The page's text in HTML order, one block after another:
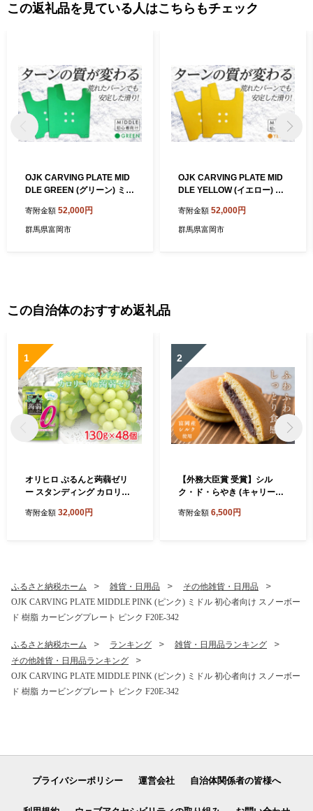
この返礼品を見ている人はこちらもチェック
OJK CARVING PLATE MID
DLE GREEN (グリーン) ミド
樹脂 カービングプレート グ
リーン 緑 F20E-343
寄附金額 52,000円
群馬県富岡市
OJK CARVING PLATE MID
DLE YELLOW (イエロー) ミ
ド 樹脂 カービングプレート
イエロー 黄色 F20E-344
寄附金額 52,000円
群馬県富岡市
この自治体のおすすめ返礼品
1
オリヒロ ぷるんと蒟蒻ゼリ
ー スタンディング カロリー
＞ 1ケース(48個入) こんにゃ
寄附金額 32,000円
2
【外務大臣賞 受賞】シル
ク・ド・らやき (キャリー箱
どらやき 銘菓 まゆ菓優 田島
寄附金額 6,500円
ふるさと納税ホーム 雑貨・日用品
その他雑貨・日用品
OJK CARVING PLATE MIDDLE PINK (ピンク) ミドル 初心者向け スノーボー
ド 樹脂 カービングプレート ピンク F20E-342
ふるさと納税ホーム ランキング
雑貨・日用品ランキング
その他雑貨・日用品ランキング
OJK CARVING PLATE MIDDLE PINK (ピンク) ミドル 初心者向け スノーボー
ド 樹脂 カービングプレート ピンク F20E-342
プライバシーポリシー 運営会社 自治体関係者の皆様へ